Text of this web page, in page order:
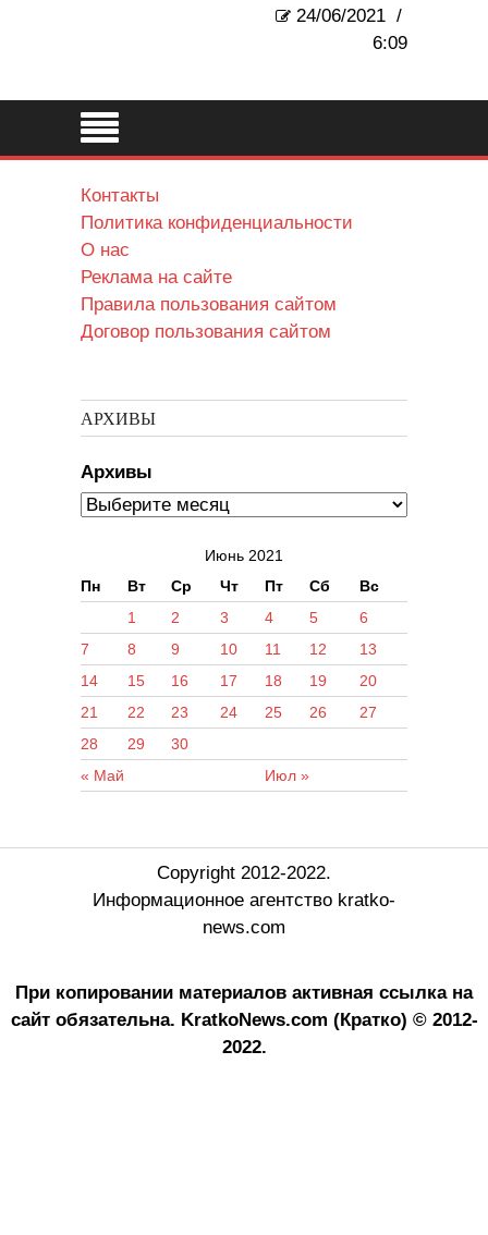
24/06/2021 /
6:09
Контакты
Политика конфиденциальности
О нас
Реклама на сайте
Правила пользования сайтом
Договор пользования сайтом
АРХИВЫ
Архивы
Июнь 2021
Пн
Вт Ср Чт Пт Сб Вс
« Май Июл »
1 2 3 4 5
6
7
8 9 10 11 12
13
14
15 16 17 18 19
20
21
22 23 24 25 26
27
28
29 30
Copyright 2012-2022.
Информационное агентство kratko-
news.com
При копировании материалов активная ссылка на
сайт обязательна. KratkoNews.com (Кратко) © 2012-
2022.